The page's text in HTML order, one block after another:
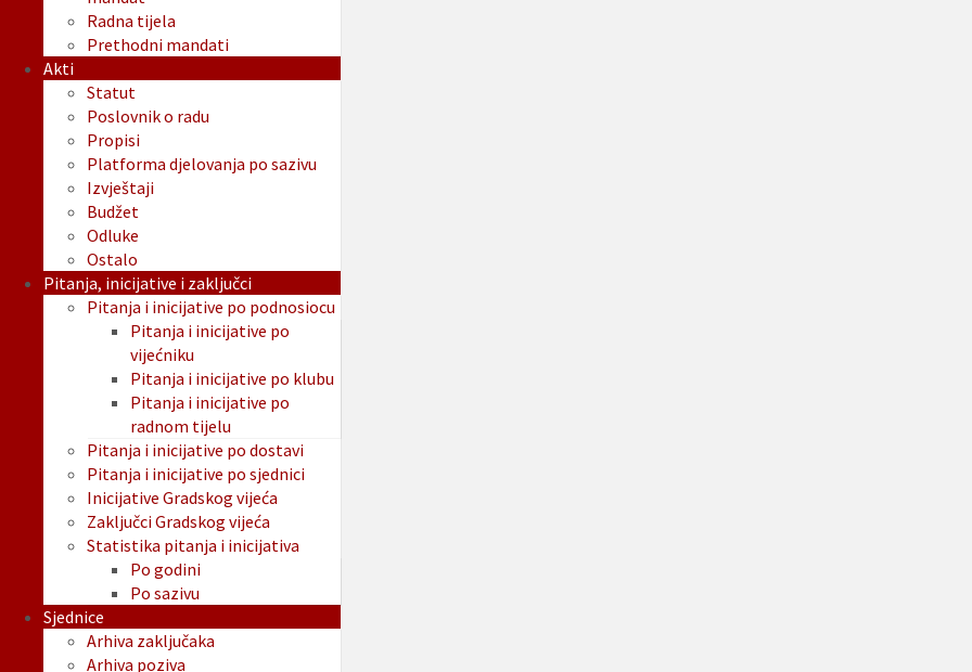
Radna tijela
Prethodni mandati
Akti
Statut
Poslovnik o radu
Propisi
Platforma djelovanja po sazivu
Izvještaji
Budžet
Odluke
Ostalo
Pitanja, inicijative i zaključci
Pitanja i inicijative po podnosiocu
Pitanja i inicijative po
vijećniku
Pitanja i inicijative po klubu
Pitanja i inicijative po
radnom tijelu
Pitanja i inicijative po dostavi
Pitanja i inicijative po sjednici
Inicijative Gradskog vijeća
Zaključci Gradskog vijeća
Statistika pitanja i inicijativa
Po godini
Po sazivu
Sjednice
Arhiva zaključaka
Arhiva poziva